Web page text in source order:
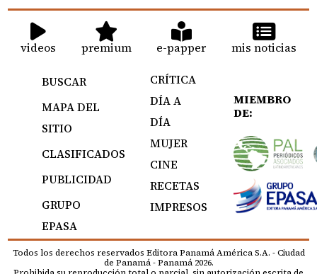
videos premium e-papper mis noticias
BUSCAR
MAPA DEL
SITIO
CLASIFICADOS
PUBLICIDAD
GRUPO
EPASA
CRÍTICA
DÍA A
DÍA
MUJER
CINE
RECETAS
IMPRESOS
MIEMBRO
DE:
Todos los derechos reservados Editora Panamá América S.A. - Ciudad
de Panamá - Panamá 2026.